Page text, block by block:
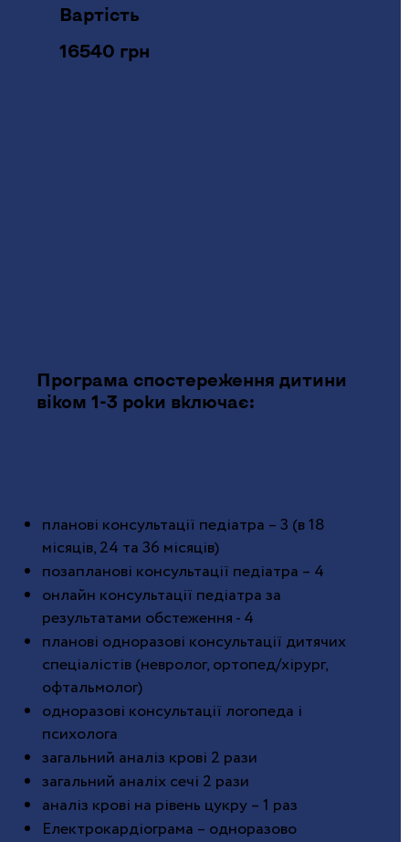
16540 грн
Вартість
Програма спостереження дитини
віком 1-3 роки включає:
планові консультації педіатра – 3 (в 18
місяців, 24 та 36 місяців)
позапланові консультації педіатра – 4
онлайн консультації педіатра за
результатами обстеження - 4
планові одноразові консультації дитячих
спеціалістів (невролог, ортопед/хірург,
офтальмолог)
одноразові консультації логопеда і
психолога
загальний аналіз крові 2 рази
загальний аналіх сечі 2 рази
аналіз крові на рівень цукру – 1 раз
Електрокардіограма – одноразово